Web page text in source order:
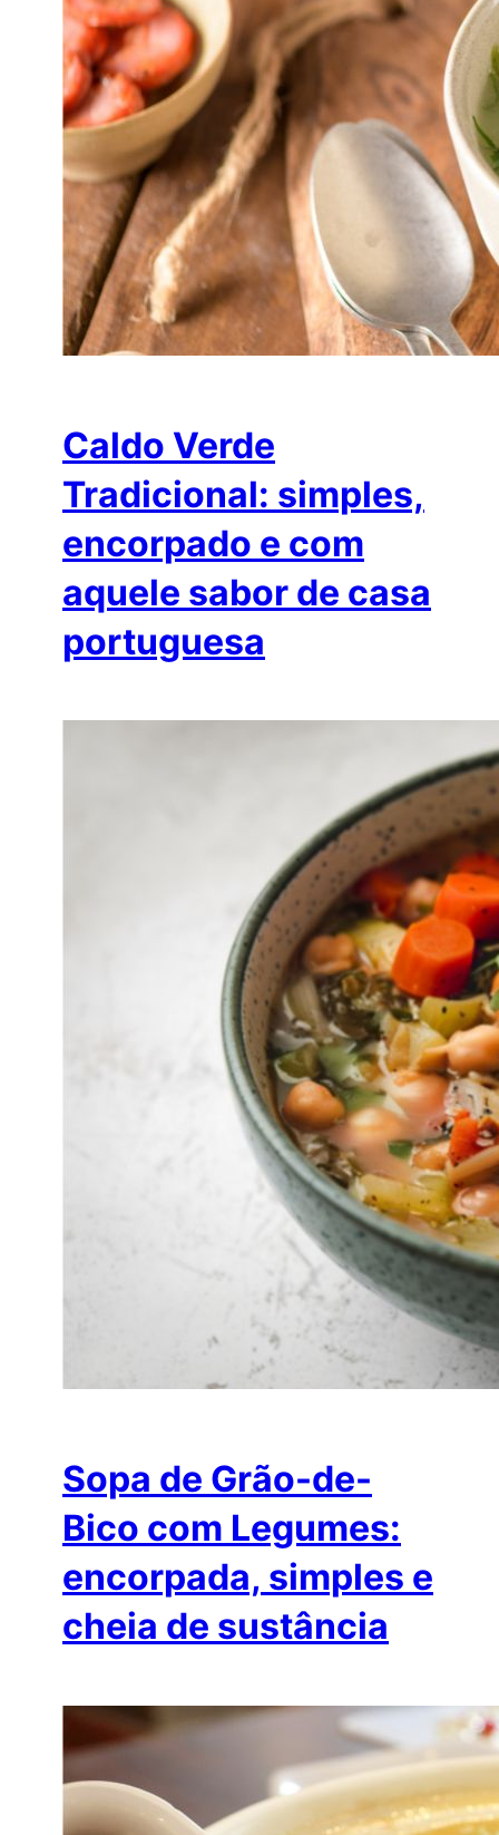
Caldo Verde
Tradicional: simples,
encorpado e com
aquele sabor de casa
portuguesa
Sopa de Grão-de-
Bico com Legumes:
encorpada, simples e
cheia de sustância